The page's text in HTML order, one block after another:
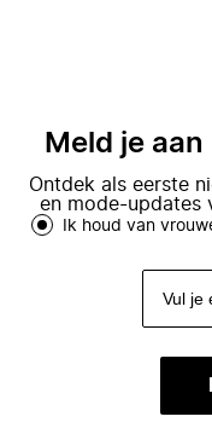
Meld je
Ontdek als eerste
en mode-updates
Ik houd van